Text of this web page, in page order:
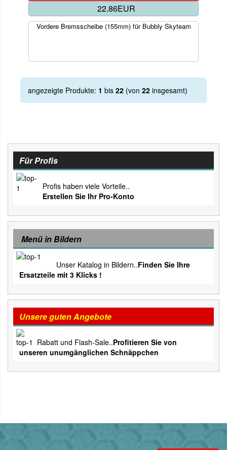
22.86EUR
Vordere Bremsscheibe (155mm) für Bubbly Skyteam
angezeigte Produkte: 1 bis 22 (von 22 insgesamt)
Für Profis
Profis haben viele Vorteile..
Erstellen Sie Ihr Pro-Konto
Menü in Bildern
Unser Katalog in Bildern..Finden Sie Ihre
Ersatzteile mit 3 Klicks !
Unsere guten Angebote
Rabatt und Flash-Sale..Profitieren Sie von
unseren unumgänglichen Schnäppchen